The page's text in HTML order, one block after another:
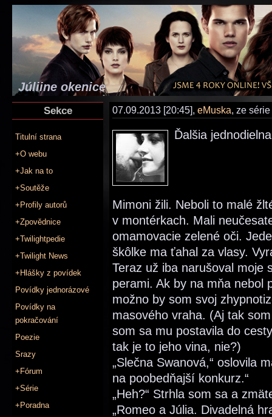
Júliine okenice
Sekce
Titulní strana
+O webu
+Jak na to
+Soutěže
+Profily autorů
+Zpovědnice
+Twilightpedie
+Twilight News
+Hlášky z povídek
Povídky jednorázové
Povídky na
pokračování
Poezie
Srazy
+Fórum
+Série
+Poradna
07.09.2013 [20:45], eMuska, ze série
Ďalšia
Mimoni žili. Neboli to malé
v montérkach. Mali
omamovacie zelené oči.
škôlke ma ťahal za vlasy.
Teraz už iba narušoval moje
perami. Ak by na mňa nebol
možno by som svoj
masového vraha. (Aj tak
som sa mu postavila do
tak je to jeho vina, nie?)
„Slečna Swanová,“ oslovila
na poobedňajší konkurz.“
„Heh?“ Strhla som sa a
„Romeo a Júlia. Divadelná